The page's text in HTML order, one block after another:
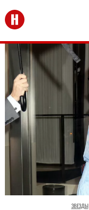
Перейти на главную
ЗВЕЗДЫ